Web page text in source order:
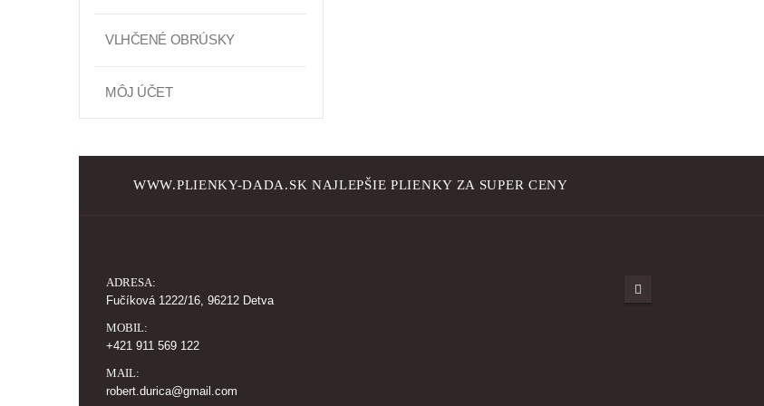
VLHČENÉ OBRÚSKY
MÔJ ÚČET
WWW.PLIENKY-DADA.SK NAJLEPŠIE PLIENKY ZA SUPER CENY
ADRESA:
Fučíková 1222/16, 96212 Detva
MOBIL:
+421 911 569 122
MAIL:
robert.durica@gmail.com